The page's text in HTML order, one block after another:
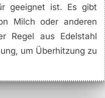
geeignet ist. Es gibt
Milch oder anderen
Regel aus Edelstahl
um Überhitzung zu